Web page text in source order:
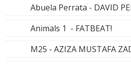
Abuela Perrata - DAVID
Animals 1 - FATBEAT!
M25 - AZIZA MUSTAFA